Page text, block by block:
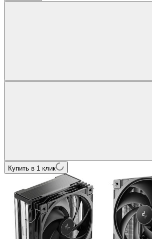
Купить в 1 клик